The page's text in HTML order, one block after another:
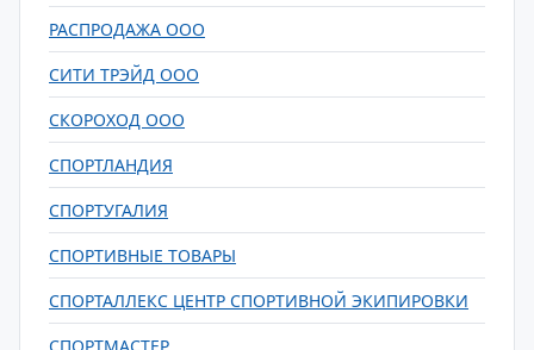
РАСПРОДАЖА ООО
СИТИ ТРЭЙД ООО
СКОРОХОД ООО
СПОРТЛАНДИЯ
СПОРТУГАЛИЯ
СПОРТИВНЫЕ ТОВАРЫ
СПОРТАЛЛЕКС ЦЕНТР СПОРТИВНОЙ ЭКИПИРОВКИ